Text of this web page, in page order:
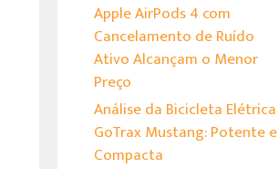
Apple AirPods 4 com
Cancelamento de Ruído
Ativo Alcançam o Menor
Preço
Análise da Bicicleta Elétrica
GoTrax Mustang: Potente e
Compacta